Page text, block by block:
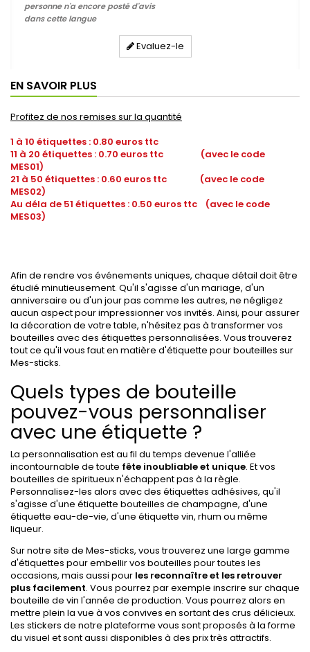
personne n'a encore posté d'avis
dans cette langue
Evaluez-le
EN SAVOIR PLUS
Profitez de nos remises sur la quantité
1 à 10 étiquettes : 0.80 euros ttc
11 à 20 étiquettes : 0.70 euros ttc (avec le code
MES01)
21 à 50 étiquettes : 0.60 euros ttc (avec le code
MES02)
Au déla de 51 étiquettes : 0.50 euros ttc (avec le code
MES03)
Afin de rendre vos événements uniques, chaque détail doit être
étudié minutieusement. Qu'il s'agisse d'un mariage, d'un
anniversaire ou d'un jour pas comme les autres, ne négligez
aucun aspect pour impressionner vos invités. Ainsi, pour assurer
la décoration de votre table, n'hésitez pas à transformer vos
bouteilles avec des étiquettes personnalisées. Vous trouverez
tout ce qu'il vous faut en matière d'étiquette pour bouteilles sur
Mes-sticks.
Quels types de bouteille
pouvez-vous personnaliser
avec une étiquette ?
La personnalisation est au fil du temps devenue l'alliée
incontournable de toute fête inoubliable et unique. Et vos
bouteilles de spiritueux n'échappent pas à la règle.
Personnalisez-les alors avec des étiquettes adhésives, qu'il
s'agisse d'une étiquette bouteilles de champagne, d'une
étiquette eau-de-vie, d'une étiquette vin, rhum ou même
liqueur.
Sur notre site de Mes-sticks, vous trouverez une large gamme
d'étiquettes pour embellir vos bouteilles pour toutes les
occasions, mais aussi pour les reconnaître et les retrouver
plus facilement. Vous pourrez par exemple inscrire sur chaque
bouteille de vin l'année de production. Vous pourrez alors en
mettre plein la vue à vos convives en sortant des crus délicieux.
Les stickers de notre plateforme vous sont proposés à la forme
du visuel et sont aussi disponibles à des prix très attractifs.